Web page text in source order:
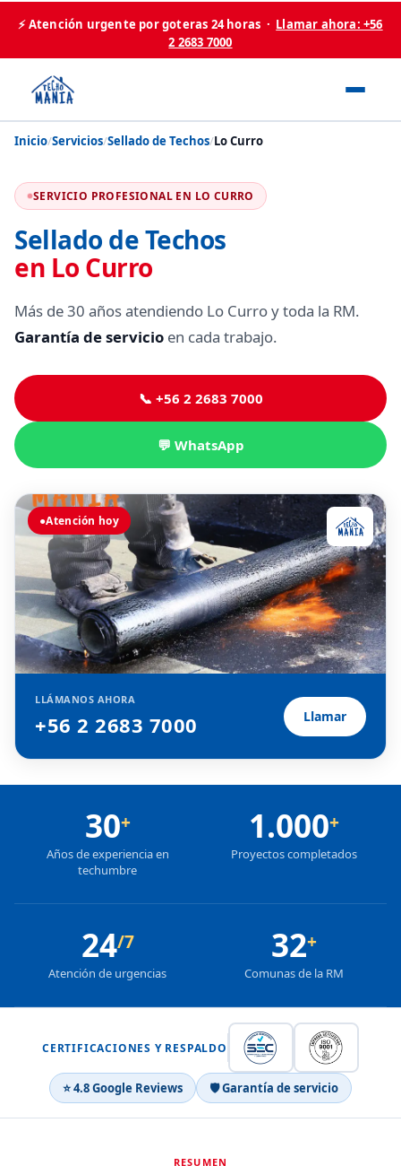
⚡ Atención urgente por goteras 24 horas · Llamar ahora: +56
2 2683 7000
Inicio/Servicios/Sellado de Techos/Lo Curro
SERVICIO PROFESIONAL EN LO CURRO
Sellado de Techos
en Lo Curro
Más de 30 años atendiendo Lo Curro y toda la RM.
Garantía de servicio en cada trabajo.
📞 +56 2 2683 7000
💬 WhatsApp
●Atención hoy
LLÁMANOS AHORA
+56 2 2683 7000 Llamar
30+
Años de experiencia en
techumbre
1.000+
Proyectos completados
24/7
Atención de urgencias
32+
Comunas de la RM
CERTIFICACIONES Y RESPALDO
⭐ 4.8 Google Reviews 🛡 Garantía de servicio
RESUMEN